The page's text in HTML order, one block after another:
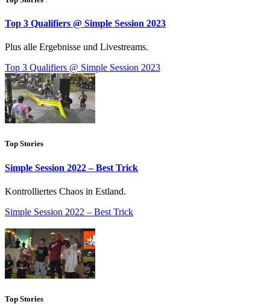
Top 3 Qualifiers @ Simple Session 2023
Plus alle Ergebnisse und Livestreams.
Top 3 Qualifiers @ Simple Session 2023
Top Stories
Simple Session 2022 – Best Trick
Kontrolliertes Chaos in Estland.
Simple Session 2022 – Best Trick
Top Stories